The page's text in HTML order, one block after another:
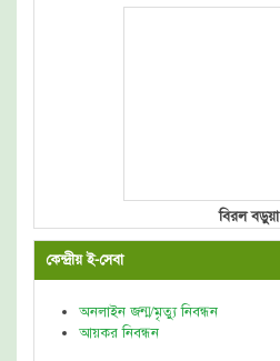
বিরল বড়ুয়া
কেন্দ্রীয় ই-সেবা
অনলাইন জন্ম/মৃত্যু নিবন্ধন
আয়কর নিবন্ধন